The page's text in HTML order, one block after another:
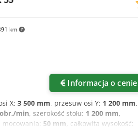
km
Informacja o cenie
X: 3 500 mm, przesuw osi Y: 1 200 mm,
min, szerokość stołu: 1 200 mm,
mocowania: 50 mm, całkowita wysokość: